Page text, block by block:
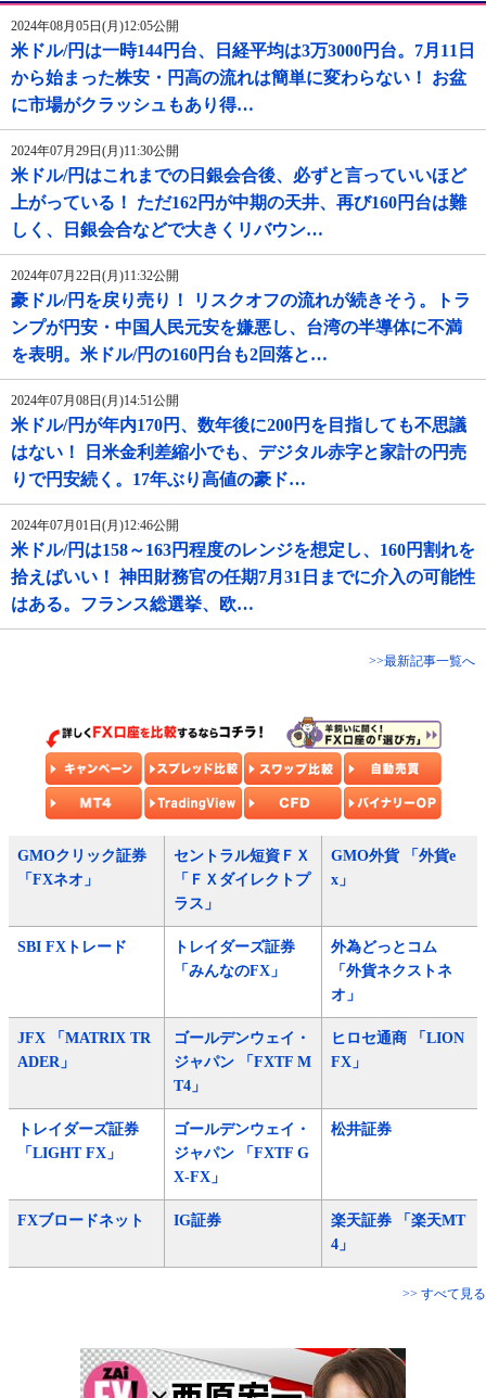
2024年08月05日(月)12:05公開
米ドル/円は一時144円台、日経平均は3万3000円台。7月11日
から始まった株安・円高の流れは簡単に変わらない！ お盆
に市場がクラッシュもあり得…
2024年07月29日(月)11:30公開
米ドル/円はこれまでの日銀会合後、必ずと言っていいほど
上がっている！ ただ162円が中期の天井、再び160円台は難
しく、日銀会合などで大きくリバウン…
2024年07月22日(月)11:32公開
豪ドル/円を戻り売り！ リスクオフの流れが続きそう。トラ
ンプが円安・中国人民元安を嫌悪し、台湾の半導体に不満
を表明。米ドル/円の160円台も2回落と…
2024年07月08日(月)14:51公開
米ドル/円が年内170円、数年後に200円を目指しても不思議
はない！ 日米金利差縮小でも、デジタル赤字と家計の円売
りで円安続く。17年ぶり高値の豪ド…
2024年07月01日(月)12:46公開
米ドル/円は158～163円程度のレンジを想定し、160円割れを
拾えばいい！ 神田財務官の任期7月31日までに介入の可能性
はある。フランス総選挙、欧…
>>最新記事一覧へ
GMOクリック証券
「FXネオ」
セントラル短資ＦＸ
「ＦＸダイレクトプ
ラス」
GMO外貨 「外貨e
x」
SBI FXトレード
トレイダーズ証券
「みんなのFX」
外為どっとコム
「外貨ネクストネ
オ」
JFX 「MATRIX TR
ADER」
ゴールデンウェイ・
ジャパン 「FXTF M
T4」
ヒロセ通商 「LION
FX」
トレイダーズ証券
「LIGHT FX」
ゴールデンウェイ・
ジャパン 「FXTF G
X-FX」
松井証券
FXブロードネット IG証券
楽天証券 「楽天MT
4」
>> すべて見る